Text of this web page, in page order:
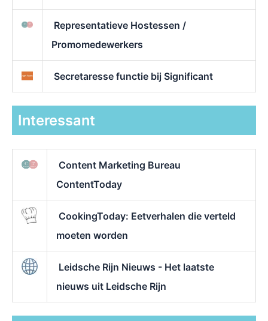
Representatieve Hostessen /
Promomedewerkers
Secretaresse functie bij Significant
Interessant
Content Marketing Bureau
ContentToday
CookingToday: Eetverhalen die verteld
moeten worden
Leidsche Rijn Nieuws - Het laatste
nieuws uit Leidsche Rijn